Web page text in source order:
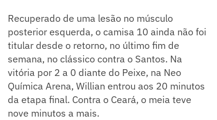
Recuperado de uma lesão no músculo
posterior esquerda, o camisa 10 ainda não foi
titular desde o retorno, no último fim de
semana, no clássico contra o Santos. Na
vitória por 2 a 0 diante do Peixe, na Neo
Química Arena, Willian entrou aos 20 minutos
da etapa final. Contra o Ceará, o meia teve
nove minutos a mais.